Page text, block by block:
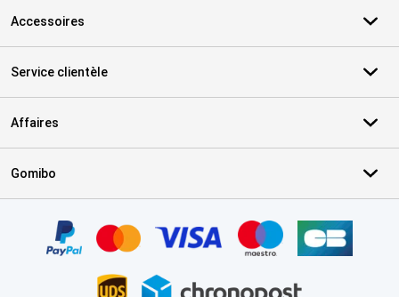
Accessoires
Service clientèle
Affaires
Gomibo